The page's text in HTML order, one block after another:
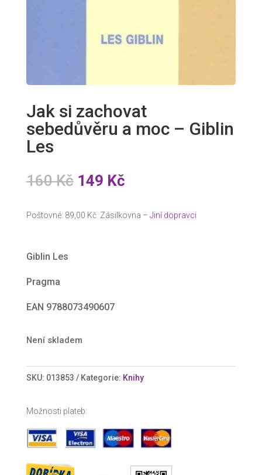
Jak si zachovat
sebedůvěru a moc – Giblin
Les
160Kč Původní
byla:
149 KčAktuální
je:
Poštovné: 89,00 Kč Zásilkovna – Jiní dopravci
Giblin Les
Pragma
EAN 9788073490607
Není skladem
SKU: 013853 Kategorie: Knihy
Možnosti plateb: